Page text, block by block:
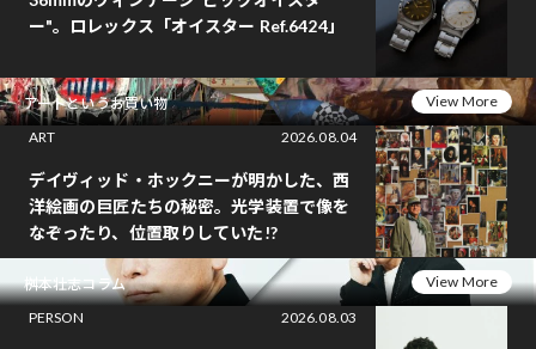
ー"。ロレックス「オイスター Ref.6424」
アートというお買い物
View More
ART
2026.08.04
デイヴィッド・ホックニーが明かした、西
洋絵画の巨匠たちの秘密。光学装置で像を
なぞったり、位置取りしていた!?
桝本壮志コラム
View More
PERSON
2026.08.03